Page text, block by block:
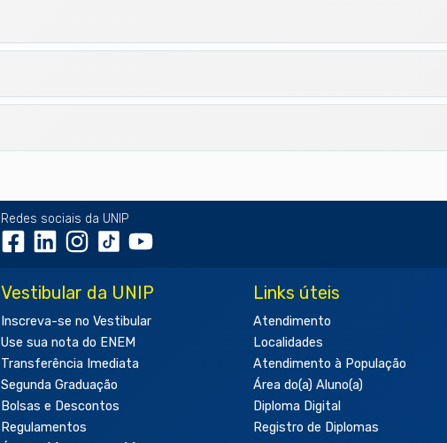
Redes sociais da UNIP
Vestibular da UNIP
Inscreva-se no Vestibular
Use sua nota do ENEM
Transferência Imediata
Segunda Graduação
Bolsas e Descontos
Regulamentos
Links úteis
Atendimento
Localidades
Atendimento à População
Área do(a) Aluno(a)
Diploma Digital
Registro de Diplomas